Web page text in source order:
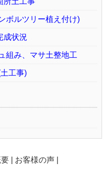
ボルツリー植え付け)
成状況
組み、マサ土整地工
工事)
お客様の声